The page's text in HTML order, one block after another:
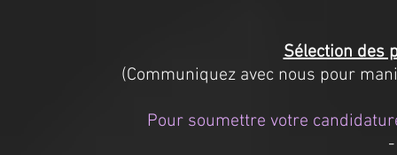
Sélection des
(Communiquez avec nous pour
Pour soumettre votre